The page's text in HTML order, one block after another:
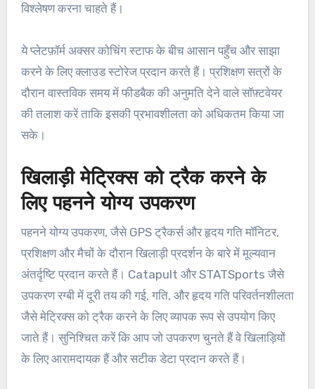
विश्लेषण करना चाहते हैं।
ये प्लेटफ़ॉर्म अक्सर कोचिंग स्टाफ के बीच आसान पहुँच और साझा
करने के लिए क्लाउड स्टोरेज प्रदान करते हैं। प्रशिक्षण सत्रों के
दौरान वास्तविक समय में फीडबैक की अनुमति देने वाले सॉफ़्टवेयर
की तलाश करें ताकि इसकी प्रभावशीलता को अधिकतम किया जा
सके।
खिलाड़ी मेट्रिक्स को ट्रैक करने के
लिए पहनने योग्य उपकरण
पहनने योग्य उपकरण, जैसे GPS ट्रैकर्स और हृदय गति मॉनिटर,
प्रशिक्षण और मैचों के दौरान खिलाड़ी प्रदर्शन के बारे में मूल्यवान
अंतर्दृष्टि प्रदान करते हैं। Catapult और STATSports जैसे
उपकरण रग्बी में दूरी तय की गई, गति, और हृदय गति परिवर्तनशीलता
जैसे मेट्रिक्स को ट्रैक करने के लिए व्यापक रूप से उपयोग किए
जाते हैं। सुनिश्चित करें कि आप जो उपकरण चुनते हैं वे खिलाड़ियों
के लिए आरामदायक हैं और सटीक डेटा प्रदान करते हैं।